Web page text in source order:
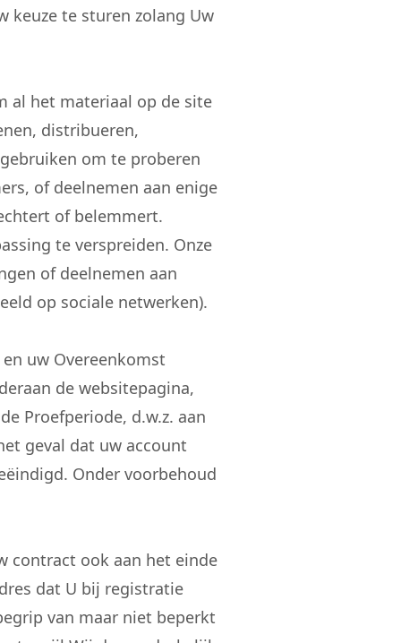
keuze te sturen zolang Uw
al het materiaal op de site
distribueren,
om te proberen
of deelnemen aan enige
of belemmert.
te verspreiden. Onze
of deelnemen aan
op sociale netwerken).
uw Overeenkomst
de websitepagina,
Proefperiode, d.w.z. aan
geval dat uw account
Onder voorbehoud
contract ook aan het einde
dat U bij registratie
van maar niet beperkt